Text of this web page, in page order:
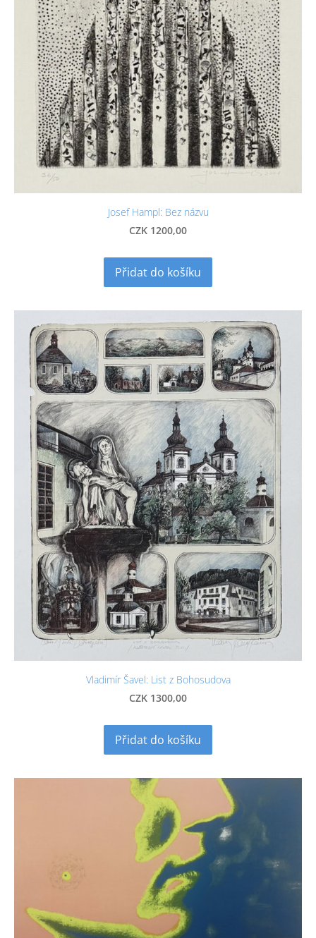
Josef Hampl: Bez názvu
CZK 1200,00
Přidat do košíku
Vladimír Šavel: List z Bohosudova
CZK 1300,00
Přidat do košíku